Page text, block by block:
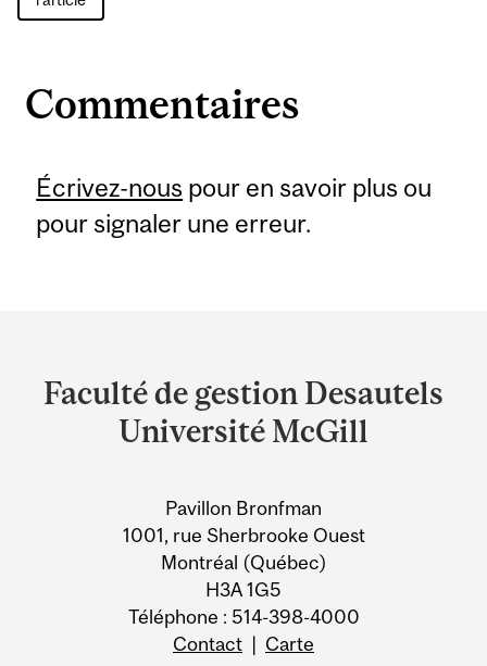
Commentaires
Écrivez-nous pour en savoir plus ou
pour signaler une erreur.
and
University
Faculté de gestion Desautels
Université McGill
Pavillon Bronfman
1001, rue Sherbrooke Ouest
Montréal (Québec)
H3A 1G5
Téléphone : 514-398-4000
Contact | Carte